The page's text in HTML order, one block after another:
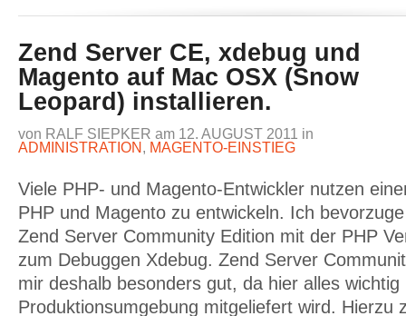
Zend Server CE, xdebug und
Magento auf Mac OSX (Snow
Leopard) installieren.
von RALF SIEPKER am 12. AUGUST 2011 in
ADMINISTRATION , MAGENTO-EINSTIEG
Viele PHP- und Magento-Entwickler nutzen
PHP und Magento zu entwickeln. Ich
Zend Server Community Edition mit der PHP
zum Debuggen Xdebug. Zend Server
mir deshalb besonders gut, da hier alles
Produktionsumgebung mitgeliefert wird. Hierzu